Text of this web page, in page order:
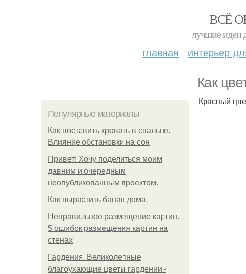
ВСЁ
лучшие идеи
главная интерьер
Как
Популярные материалы
Как поставить кровать в спальне.
Влияние обстановки на сон
Привет! Хочу поделиться моим
давним и очередным
неопубликованным проектом.
Как вырастить банан дома.
Неправильное размещение картин.
5 ошибок размещения картин на
стенах
Гардения. Великолепные
благоухающие цветы гардении -
Красный